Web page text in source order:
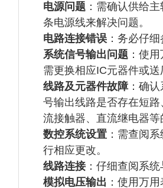
电源问题 ：需确认供给
条电源线来解决问题。
电路连接错误 ：务必仔
系统信号输出问题 ：使
需更换相应IC元器件或送
线路及元器件故障：确认
号输出线路是否存在短
流接触器、直流继电器等
数控系统设置 ：需查阅
行相应更改。
线路连接：仔细查阅系统
模拟电压输出 ：使用万